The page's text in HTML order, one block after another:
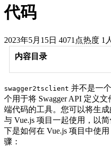
代码
2023年5月15日 4071点热度 1
内容目录
swagger2tsclient 并不是一
个用于将 Swagger API 定义文
端代码的工具。您可以将生成
与 Vue.js 项目一起使用，以
下是如何在 Vue.js 项目中使用
骤：